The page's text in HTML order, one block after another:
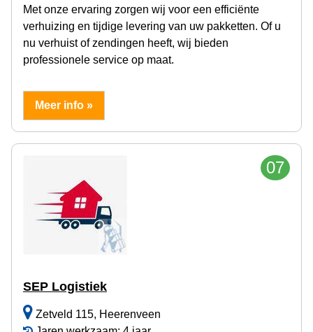
Met onze ervaring zorgen wij voor een efficiënte
verhuizing en tijdige levering van uw pakketten. Of u
nu verhuist of zendingen heeft, wij bieden
professionele service op maat.
Meer info »
07
SEP Logistiek
Zetveld 115, Heerenveen